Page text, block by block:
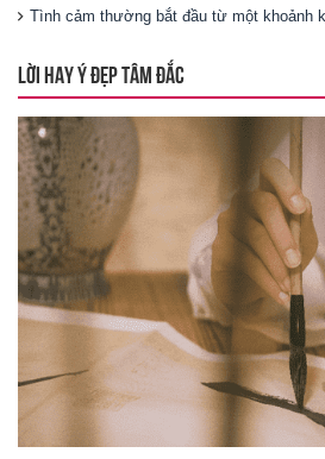
Tình cảm thường bắt đầu từ một khoảnh
LỜI HAY Ý ĐẸP TÂM ĐẮC